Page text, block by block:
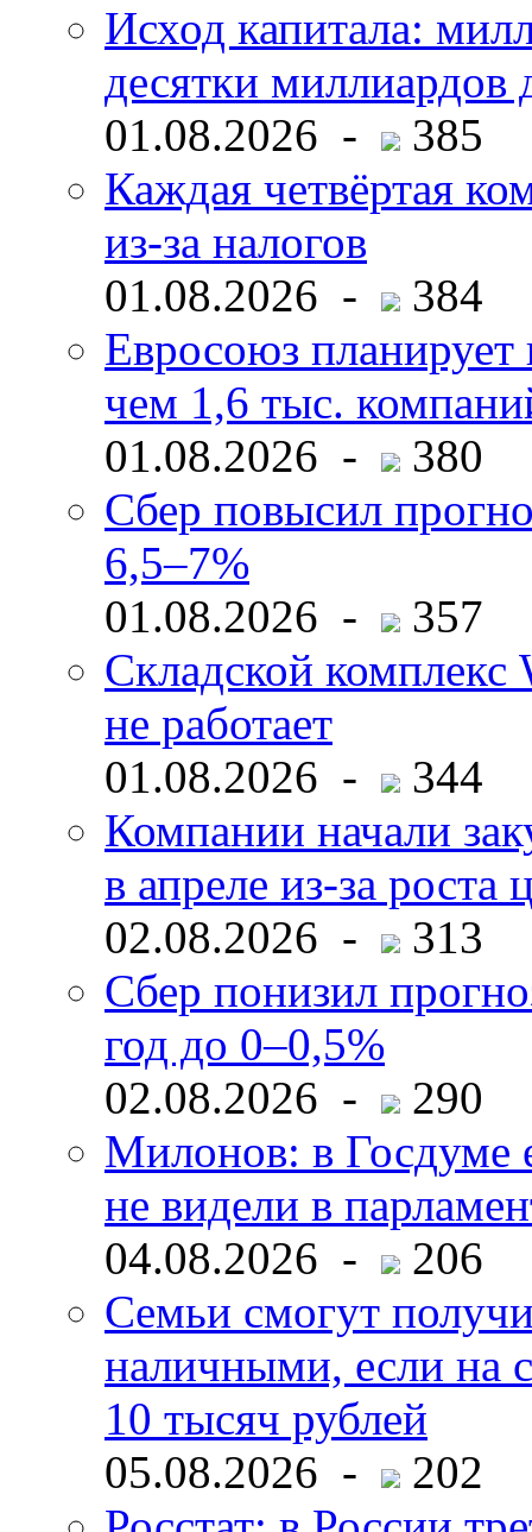
Исход капитала:
десятки миллиардов
01.08.2026 -
385
Каждая четвёртая
из-за налогов
01.08.2026 -
384
Евросоюз планирует
чем 1,6 тыс.
01.08.2026 -
380
Сбер повысил
6,5–7%
01.08.2026 -
357
Складской комплекс
не работает
01.08.2026 -
344
Компании начали
в апреле из-за роста
02.08.2026 -
313
Сбер понизил
год до 0–0,5%
02.08.2026 -
290
Милонов: в Госдуме
не видели в
04.08.2026 -
206
Семьи смогут
наличными, если на
10 тысяч рублей
05.08.2026 -
202